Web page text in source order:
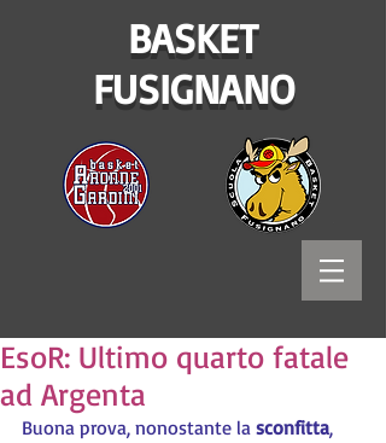
BASKET
FUSIGNANO
EsoR: Ultimo quarto fatale
ad Argenta
Buona prova, nonostante la sconfitta,